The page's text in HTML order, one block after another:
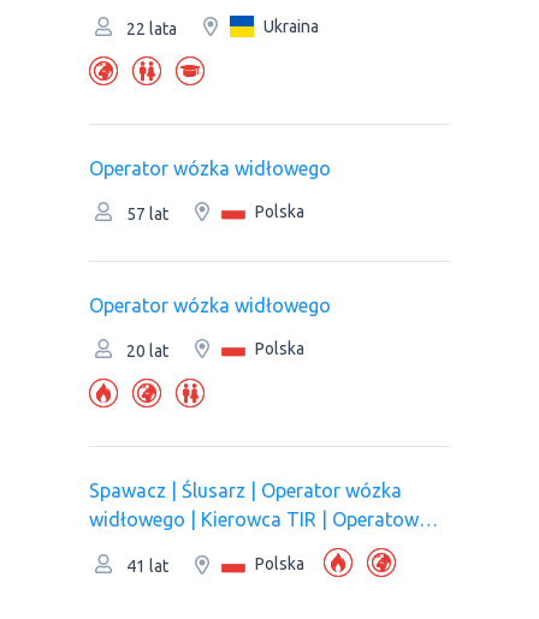
22 lata Ukraina
Operator wózka widłowego
57 lat Polska
Operator wózka widłowego
20 lat Polska
Spawacz | Ślusarz | Operator wózka
widłowego | Kierowca TIR | Operatow
wywrotka | Pracownik produkcji
41 lat Polska